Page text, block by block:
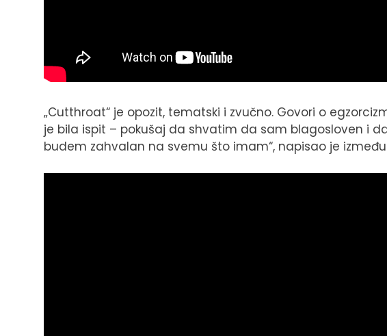
„Cutthroat“ je opozit, tematski i zvučno. Govori o
je bila ispit – pokušaj da shvatim da sam blagosloven i
budem zahvalan na svemu što imam“, napisao je